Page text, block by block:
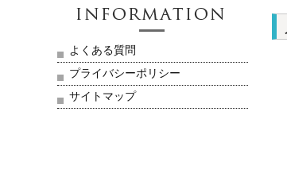
よくある質問
プライバシーポリシー
サイトマップ